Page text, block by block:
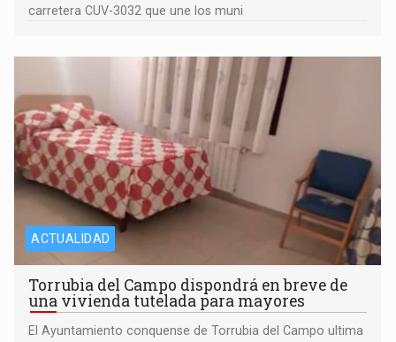
carretera CUV-3032 que une los muni
ACTUALIDAD
Torrubia del Campo dispondrá en breve de
una vivienda tutelada para mayores
El Ayuntamiento conquense de Torrubia del Campo ultima